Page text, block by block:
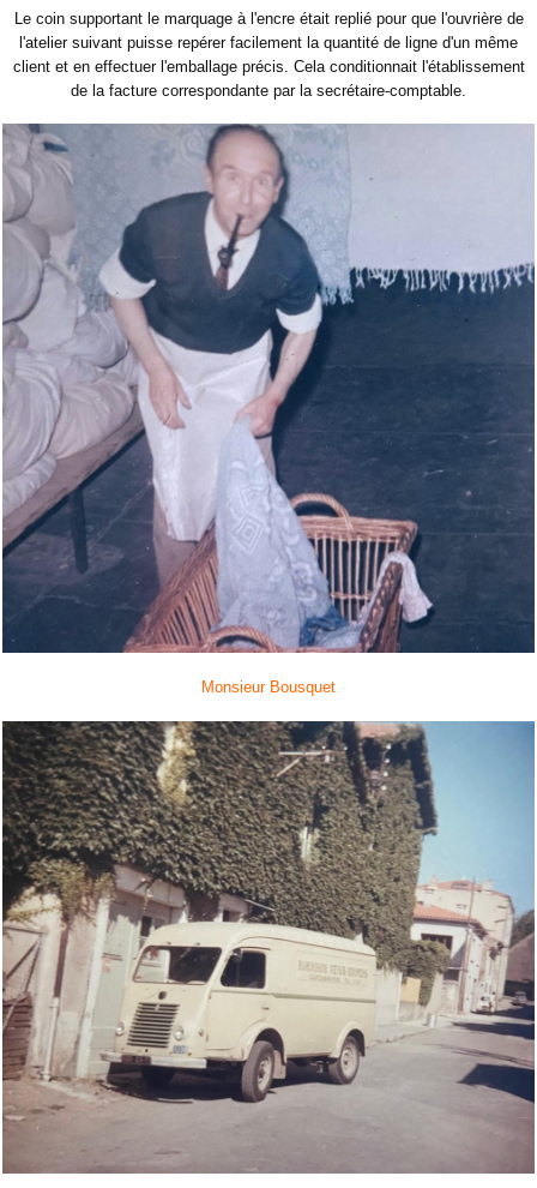
Le coin supportant le marquage à l'encre était replié pour que l'ouvrière de
l'atelier suivant puisse repérer facilement la quantité de ligne d'un même
client et en effectuer l'emballage précis. Cela conditionnait l'établissement
de la facture correspondante par la secrétaire-comptable.
Monsieur Bousquet